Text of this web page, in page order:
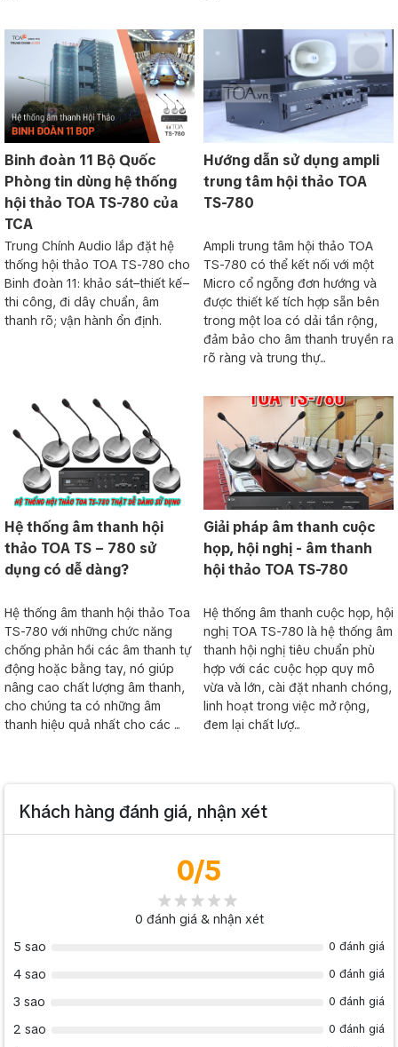
Binh đoàn 11 Bộ Quốc
Phòng tin dùng hệ thống
hội thảo TOA TS-780 của
TCA
Trung Chính Audio lắp đặt hệ
thống hội thảo TOA TS-780 cho
Binh đoàn 11: khảo sát–thiết kế–
thi công, đi dây chuẩn, âm
thanh rõ; vận hành ổn định.
Hướng dẫn sử dụng ampli
trung tâm hội thảo TOA
TS-780
Ampli trung tâm hội thảo TOA
TS-780 có thể kết nối với một
Micro cổ ngỗng đơn hướng và
được thiết kế tích hợp sẵn bên
trong một loa có dải tần rộng,
đảm bảo cho âm thanh truyền ra
rõ ràng và trung thự...
Hệ thống âm thanh hội
thảo TOA TS – 780 sử
dụng có dễ dàng?
Hệ thống âm thanh hội thảo Toa
TS-780 với những chức năng
chống phản hồi các âm thanh tự
động hoặc bằng tay, nó giúp
nâng cao chất lượng âm thanh,
cho chúng ta có những âm
thanh hiệu quả nhất cho các ...
Giải pháp âm thanh cuộc
họp, hội nghị - âm thanh
hội thảo TOA TS-780
Hệ thống âm thanh cuộc họp, hội
nghị TOA TS-780 là hệ thống âm
thanh hội nghị tiêu chuẩn phù
hợp với các cuộc họp quy mô
vừa và lớn, cài đặt nhanh chóng,
linh hoạt trong việc mở rộng,
đem lại chất lượ...
Khách hàng đánh giá, nhận xét
0/5
0 đánh giá & nhận xét
5 sao
0 đánh giá
4 sao 0 đánh giá
3 sao 0 đánh giá
2 sao 0 đánh giá